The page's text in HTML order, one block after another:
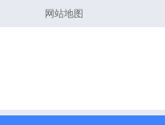
网站地图